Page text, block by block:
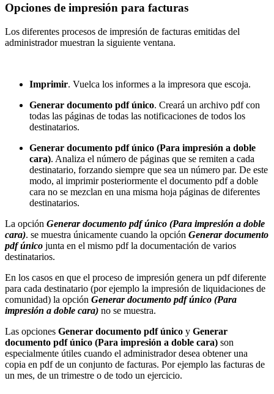
Opciones de impresión para facturas
Los diferentes procesos de impresión de facturas emitidas del
administrador muestran la siguiente ventana.
Imprimir. Vuelca los informes a la impresora que escoja.
Generar documento pdf único. Creará un archivo pdf con
todas las páginas de todas las notificaciones de todos los
destinatarios.
Generar documento pdf único (Para impresión a doble
cara). Analiza el número de páginas que se remiten a cada
destinatario, forzando siempre que sea un número par. De este
modo, al imprimir posteriormente el documento pdf a doble
cara no se mezclan en una misma hoja páginas de diferentes
destinatarios.
La opción Generar documento pdf único (Para impresión a doble
cara). se muestra únicamente cuando la opción Generar documento
pdf único junta en el mismo pdf la documentación de varios
destinatarios.
En los casos en que el proceso de impresión genera un pdf diferente
para cada destinatario (por ejemplo la impresión de liquidaciones de
comunidad) la opción Generar documento pdf único (Para
impresión a doble cara) no se muestra.
Las opciones Generar documento pdf único y Generar
documento pdf único (Para impresión a doble cara) son
especialmente útiles cuando el administrador desea obtener una
copia en pdf de un conjunto de facturas. Por ejemplo las facturas de
un mes, de un trimestre o de todo un ejercicio.